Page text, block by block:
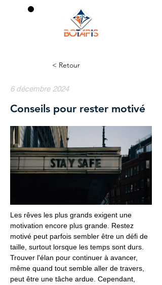
< Retour
6 décembre 2024
Conseils pour rester motivé
Les rêves les plus grands exigent une
motivation encore plus grande. Restez
motivé peut parfois sembler être un défi de
taille, surtout lorsque les temps sont durs.
Trouver l'élan pour continuer à avancer,
même quand tout semble aller de travers,
peut être une tâche ardue. Cependant,